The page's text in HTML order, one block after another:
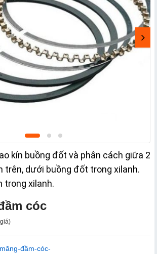
kín buồng đốt và phân cách giữa 2
trên, dưới buồng đốt trong xilanh.
trong xilanh.
cóc
đầm-cóc-